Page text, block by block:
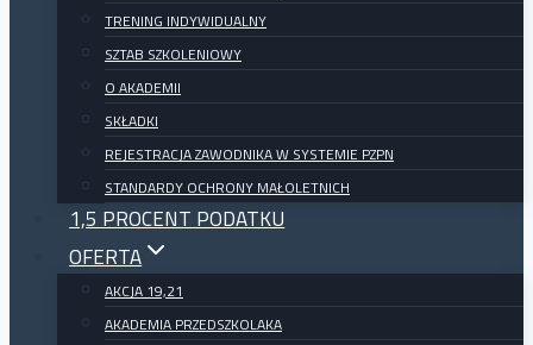
TRENING INDYWIDUALNY
SZTAB SZKOLENIOWY
O AKADEMII
SKŁADKI
REJESTRACJA ZAWODNIKA W SYSTEMIE PZPN
STANDARDY OCHRONY MAŁOLETNICH
1,5 PROCENT PODATKU
OFERTA
AKCJA 19,21
AKADEMIA PRZEDSZKOLAKA